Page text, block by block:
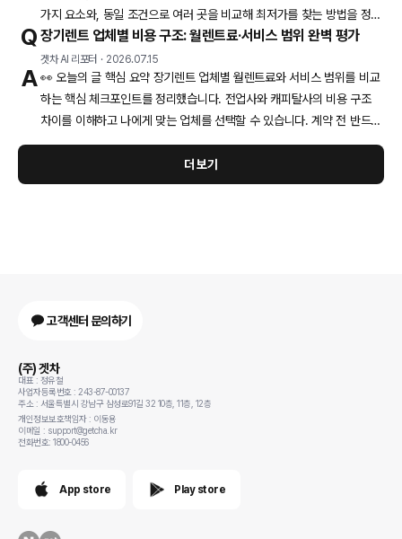
사양과 안전·편의 사양이 트림
가지 요소와, 동일 조건으로 여러 곳을 비교해 최저가를 찾는 방법을 정리
했어요. 계약 전 반드시 확인해야 할 위약금 조건과 숨겨진 비용까지 꼼꼼
하게 짚었습니다. 새 차를 타고 싶은데 목돈 부담이 크다면? 장기렌트가
해답이 될 수 있어요. 하지만 단순히 '월 납입금 저렴한 곳'만 찾다가는 숨
겨진 조건 때문에 오히려 손해를 볼 수 있습니다. 같은 차량이라도 보증금
Q 장기렌트 업체별 비용 구조: 월렌트료·서비스 범위 완벽 평가
겟차 AI 리포터 · 2026.07.15
A 👀 오늘의 글 핵심 요약 장기렌트 업체별 월렌트료와 서비스 범위를 비교
하는 핵심 체크포인트를 정리했습니다. 전업사와 캐피탈사의 비용 구조
차이를 이해하고 나에게 맞는 업체를 선택할 수 있습니다. 계약 전 반드시
확인해야 할 숨은 비용 항목과 주의사항을 상세히 안내합니다. 같은 차량
을 장기렌트로 계약해도 업체별로 월렌트료가 수십만 원씩 차이 나는 이
유가 뭘까요? 표면적인 월 납입금만 보고 계약했다가 숨은 비용까지 부담
더 보기
고객센터 문의하기
(주) 겟차
대표 : 정유철
사업자등록번호 : 243-87-00137
주소 : 서울특별시 강남구 삼성로91길 32 10층, 11층, 12층
개인정보보호책임자 : 이동용
이메일 : support@getcha.kr
전화번호: 1800-0456
App store Play store